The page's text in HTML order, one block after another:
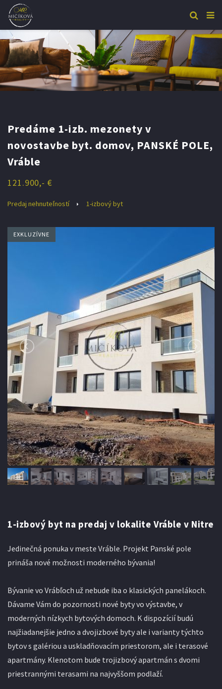
Predáme 1-izb. mezonety v
novostavbe byt. domov, PANSKÉ POLE,
Vráble
121.900,- €
Predaj nehnuteľností 1-izbový byt
EXKLUZÍVNE
1-izbový byt na predaj v lokalite Vráble v Nitre
Jedinečná ponuka v meste Vráble. Projekt Panské pole
prináša nové možnosti moderného bývania!
Bývanie vo Vrábľoch už nebude iba o klasických panelákoch.
Dávame Vám do pozornosti nové byty vo výstavbe, v
moderných nízkych bytových domoch. K dispozícií budú
najžiadanejšie jedno a dvojizbové byty ale i varianty týchto
bytov s galériou a uskladňovacím priestorom, ale i terasové
apartmány. Klenotom bude trojizbový apartmán s dvomi
priestrannými terasami na najvyššom podlaží.